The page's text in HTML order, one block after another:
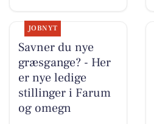
JOBNYT
Savner du nye
græsgange? - Her
er nye ledige
stillinger i Farum
og omegn